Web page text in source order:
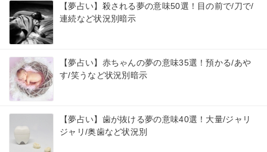
【夢占い】殺される夢の意味50選！目の前で/刀で/
連続など状況別暗示
【夢占い】赤ちゃんの夢の意味35選！預かる/あや
す/笑うなど状況別暗示
【夢占い】歯が抜ける夢の意味40選！大量/ジャリ
ジャリ/奥歯など状況別